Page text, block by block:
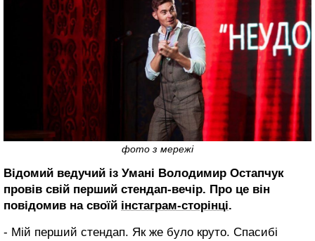
фото з мережі
Відомий ведучий із Умані Володимир Остапчук
провів свій перший стендап-вечір. Про це він
повідомив на своїй інстаграм-сторінці.
- Мій перший стендап. Як же було круто. Спасибі